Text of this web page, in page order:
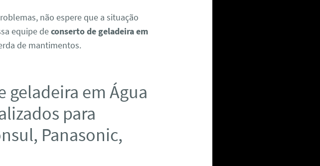
não espere que a situação
equipe deconserto de geladeira em
de mantimentos.
geladeira em Água
para
Panasonic,